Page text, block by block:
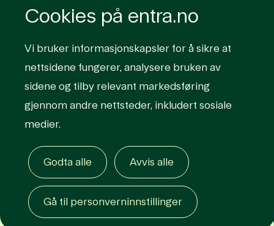
Cookies på entra.no
Vi bruker informasjonskapsler for å sikre at
nettsidene fungerer, analysere bruken av
sidene og tilby relevant markedsføring
gjennom andre nettsteder, inkludert sosiale
medier.
Godta alle Avvis alle
Gå til personverninnstillinger
– Vakttelefon 24/7
Lenker til sosiale
Logg på kundeportal
Øvrig informasjon
Organisasjonsnummer999 296 432